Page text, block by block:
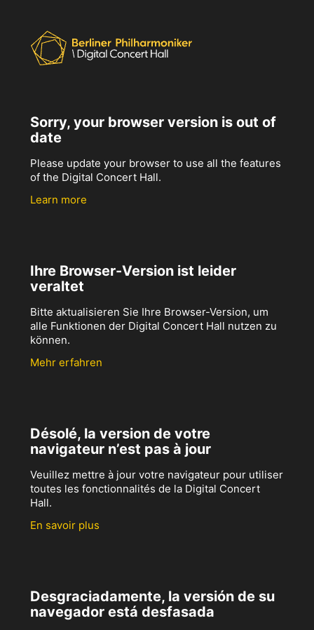
Sorry, your browser version is out of
date
Please update your browser to use all the features
of the Digital Concert Hall.
Learn more
Ihre Browser-Version ist leider
veraltet
Bitte aktualisieren Sie Ihre Browser-Version, um
alle Funktionen der Digital Concert Hall nutzen zu
können.
Mehr erfahren
Désolé, la version de votre
navigateur n’est pas à jour
Veuillez mettre à jour votre navigateur pour utiliser
toutes les fonctionnalités de la Digital Concert
Hall.
En savoir plus
Desgraciadamente, la versión de su
navegador está desfasada